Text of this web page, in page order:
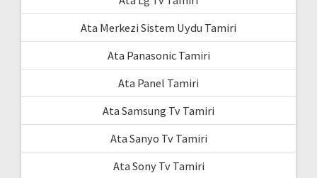
Ata Merkezi Sistem Uydu Tamiri
Ata Panasonic Tamiri
Ata Panel Tamiri
Ata Samsung Tv Tamiri
Ata Sanyo Tv Tamiri
Ata Sony Tv Tamiri